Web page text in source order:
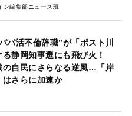
ン編集部ニュース班
パ活不倫辞職”が「ポスト川
る静岡知事選にも飛び火！
の自民にさらなる逆風…「岸
はさらに加速か